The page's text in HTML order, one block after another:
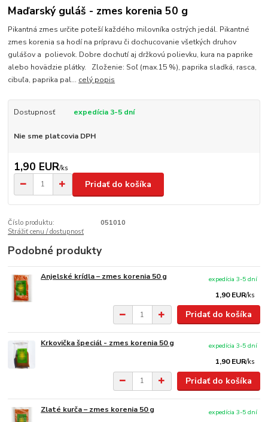
Maďarský guláš - zmes korenia 50 g
Pikantná zmes určite poteší každého milovníka ostrých jedál. Pikantné
zmes korenia sa hodí na prípravu či dochucovanie všetkých druhov
gulášov a polievok. Dobre dochutí aj držkovú polievku, kura na paprike
alebo hovädzie plátky. Zloženie: Soľ (max.15 %), paprika sladká, rasca,
cibuľa, paprika pal... celý popis
Dostupnosť expedícia 3-5 dní
Nie sme platcovia DPH
1,90 EUR/ks
Pridať do košíka
Číslo produktu:
051010
Strážiť cenu / dostupnosť
Podobné produkty
Anjelské krídla – zmes korenia 50 g
1,90 EUR/ks
expedícia 3-5 dní
Pridať do košíka
Krkovička špeciál - zmes korenia 50 g
1,90 EUR/ks
expedícia 3-5 dní
Pridať do košíka
Zlaté kurča – zmes korenia 50 g
expedícia 3-5 dní